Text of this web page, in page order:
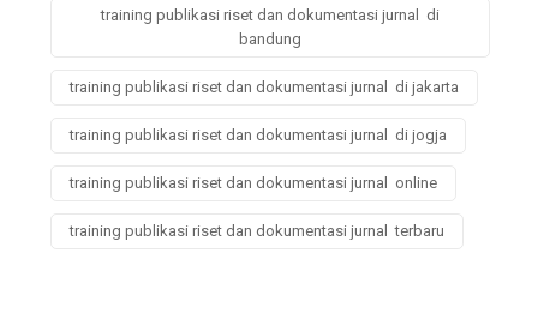
training publikasi riset dan dokumentasi jurnal di
bandung
training publikasi riset dan dokumentasi jurnal di jakarta
training publikasi riset dan dokumentasi jurnal di jogja
training publikasi riset dan dokumentasi jurnal online
training publikasi riset dan dokumentasi jurnal terbaru